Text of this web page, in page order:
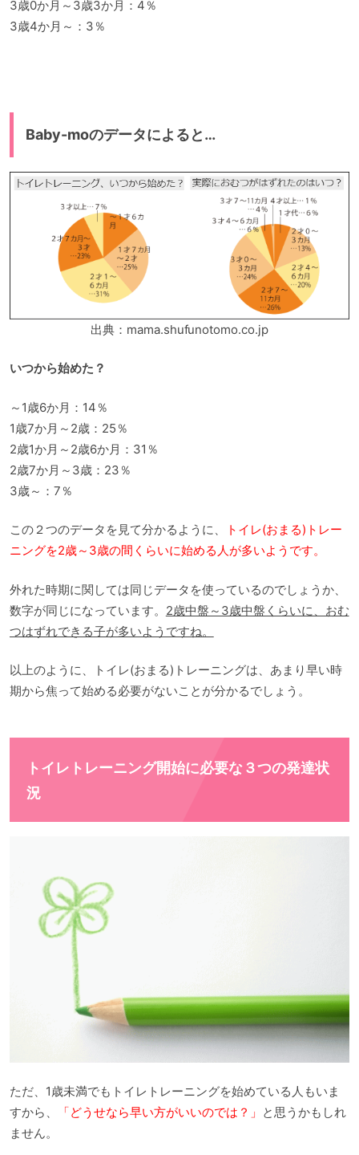
3歳0か月～3歳3か月：4％
3歳4か月～：3％
Baby-moのデータによると…
出典：mama.shufunotomo.co.jp
いつから始めた？
～1歳6か月：14％
1歳7か月～2歳：25％
2歳1か月～2歳6か月：31％
2歳7か月～3歳：23％
3歳～：7％
この２つのデータを見て分かるように、
トイレ(おまる)トレー
ニングを2歳～3歳の間くらいに始める人が多いようです。
外れた時期に関しては同じデータを使っているのでしょうか、
数字が同じになっています。 2歳中盤～3歳中盤くらいに、おむ
つはずれできる子が多いようですね。
以上のように、トイレ(おまる)トレーニングは、あまり早い時
期から焦って始める必要がないことが分かるでしょう。
トイレトレーニング開始に必要な３つの発達状
況
ただ、1歳未満でもトイレトレーニングを始めている人もいま
すから、
「どうせなら早い方がいいのでは？」 と思うかもしれ
ません。